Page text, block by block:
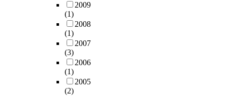
2009
(1)
2008
(1)
2007
(3)
2006
(1)
2005
(2)